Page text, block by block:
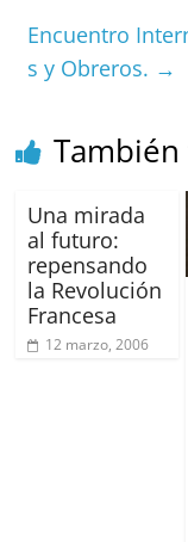
o
o p
Encuentro
s y Obreros. →
Una mirada
al futuro:
repensando
la Revolución
Francesa
12 marzo, 2006